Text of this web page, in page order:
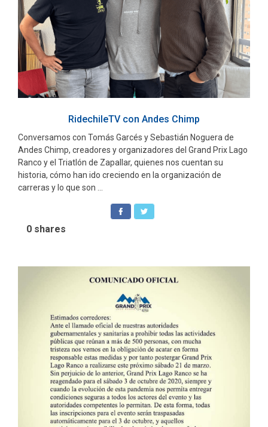
RidechileTV con Andes Chimp
Conversamos con Tomás Garcés y Sebastián Noguera de
Andes Chimp, creadores y organizadores del Grand Prix Lago
Ranco y el Triatlón de Zapallar, quienes nos cuentan su
historia, cómo han ido creciendo en la organización de
carreras y lo que son ...
0 shares